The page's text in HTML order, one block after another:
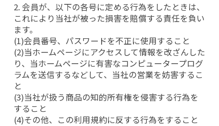
2. 会員が、以下の各号に定める行為をしたときは、
これにより当社が被った損害を賠償する責任を負い
ます。
(1)会員番号、パスワードを不正に使用すること
(2)当ホームページにアクセスして情報を改ざんした
り、当ホームページに有害なコンピュータープログ
ラムを送信するなどして、当社の営業を妨害するこ
と
(3)当社が扱う商品の知的所有権を侵害する行為を
すること
(4)その他、この利用規約に反する行為をすること